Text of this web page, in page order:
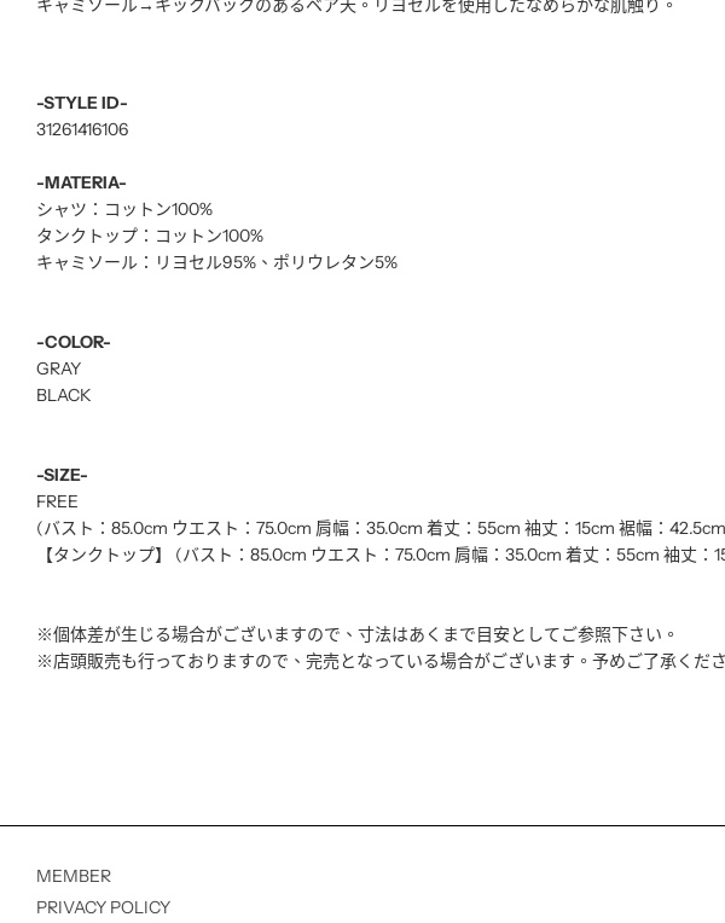
キャミソール→キックバックのあるベア天。リヨセルを使用したなめらかな肌触り。
-STYLE ID-
31261416106
-MATERIA-
シャツ：コットン100%
タンクトップ：コットン100%
キャミソール：リヨセル95%、ポリウレタン5%
-COLOR-
GRAY
BLACK
-SIZE-
FREE
(バスト：85.0cm ウエスト：75.0cm 肩幅：35.0cm 着丈：55cm 袖丈：15cm 裾幅：
【タンクトップ】 (バスト：85.0cm ウエスト：75.0cm 肩幅：35.0cm 着丈：55cm 袖丈：
※個体差が生じる場合がございますので、寸法はあくまで目安としてご参照下さい。
※店頭販売も行っておりますので、完売となっている場合がございます。予めご了承くだ
MEMBER
PRIVACY POLICY